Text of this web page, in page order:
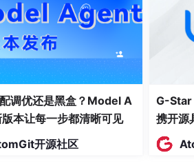
库）**
Generation，检索增强生成）**
调优还是黑盒？Model A
本让每一步都清晰可见
开源社区
G-Star
携开源
入驻